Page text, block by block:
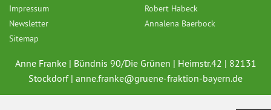
Impressum
Newsletter
Sitemap
Robert Habeck
Annalena Baerbock
Anne Franke | Bündnis 90/Die Grünen | Heimstr.42 | 82131
Stockdorf | anne.franke@gruene-fraktion-bayern.de